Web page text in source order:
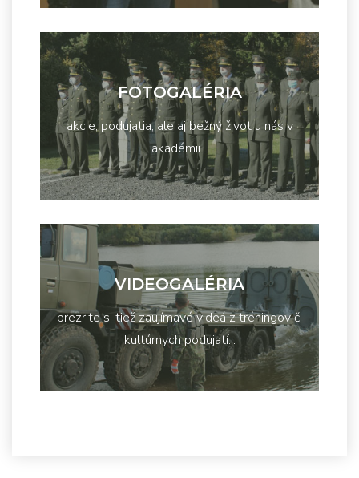
FOTOGALÉRIA
akcie, podujatia, ale aj bežný život u nás v
akadémii...
VIDEOGALÉRIA
prezrite si tiež zaujímavé videá z tréningov či
kultúrnych podujatí...